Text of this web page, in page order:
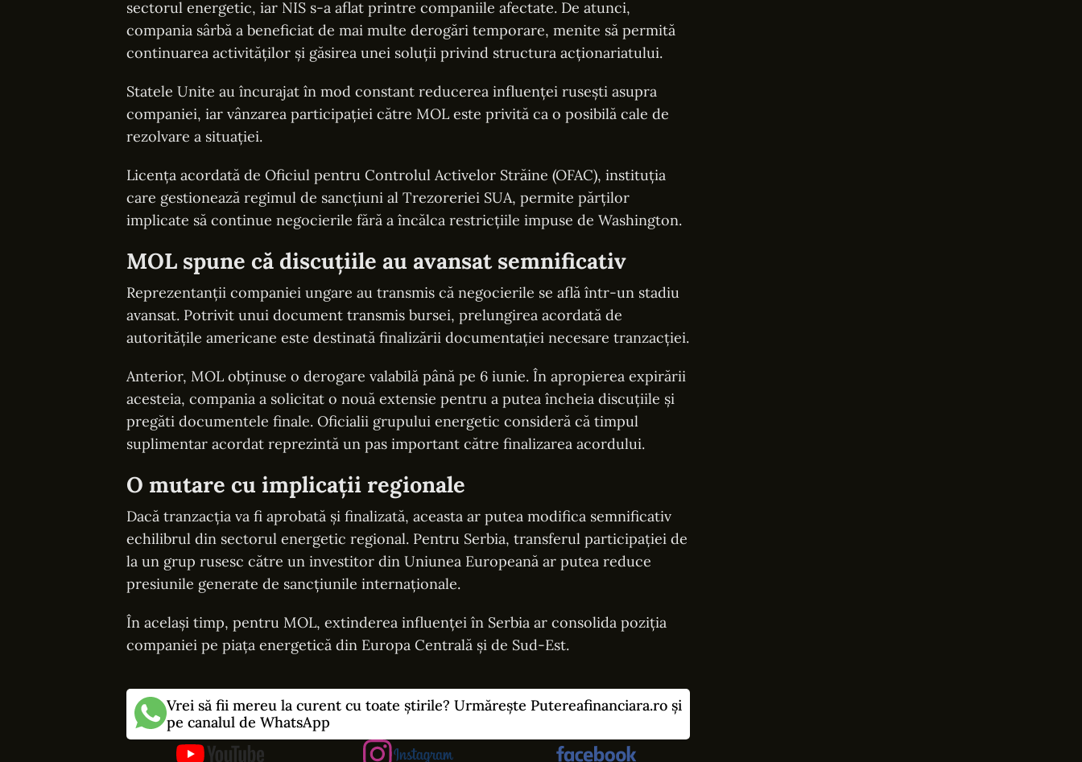
sectorul energetic, iar NIS s-a aflat printre companiile afectate. De atunci,
compania sârbă a beneficiat de mai multe derogări temporare, menite să permită
continuarea activităților și găsirea unei soluții privind structura acționariatului.
Statele Unite au încurajat în mod constant reducerea influenței rusești asupra
companiei, iar vânzarea participației către MOL este privită ca o posibilă cale de
rezolvare a situației.
Licența acordată de Oficiul pentru Controlul Activelor Străine (OFAC), instituția
care gestionează regimul de sancțiuni al Trezoreriei SUA, permite părților
implicate să continue negocierile fără a încălca restricțiile impuse de Washington.
MOL spune că discuțiile au avansat semnificativ
Reprezentanții companiei ungare au transmis că negocierile se află într-un stadiu
avansat. Potrivit unui document transmis bursei, prelungirea acordată de
autoritățile americane este destinată finalizării documentației necesare tranzacției.
Anterior, MOL obținuse o derogare valabilă până pe 6 iunie. În apropierea expirării
acesteia, compania a solicitat o nouă extensie pentru a putea încheia discuțiile și
pregăti documentele finale. Oficialii grupului energetic consideră că timpul
suplimentar acordat reprezintă un pas important către finalizarea acordului.
O mutare cu implicații regionale
Dacă tranzacția va fi aprobată și finalizată, aceasta ar putea modifica semnificativ
echilibrul din sectorul energetic regional. Pentru Serbia, transferul participației de
la un grup rusesc către un investitor din Uniunea Europeană ar putea reduce
presiunile generate de sancțiunile internaționale.
În același timp, pentru MOL, extinderea influenței în Serbia ar consolida poziția
companiei pe piața energetică din Europa Centrală și de Sud-Est.
Vrei să fii mereu la curent cu toate știrile? Urmărește Putereafinanciara.ro și
pe canalul de WhatsApp